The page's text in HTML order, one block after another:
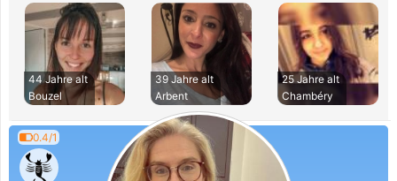
44 Jahre alt
Bouzel
39 Jahre alt
Arbent
25 Jahre alt
Chambéry
0.4/1